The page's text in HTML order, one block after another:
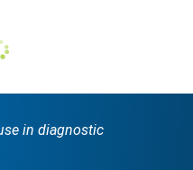
in diagnostic